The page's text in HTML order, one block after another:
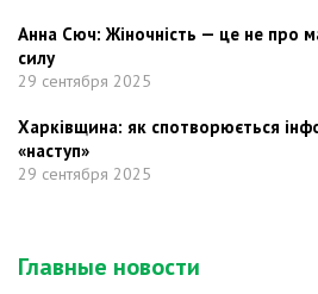
Анна Сюч: Жіночність — це не про
силу
29 сентября 2025
Харківщина: як спотворюється
«наступ»
29 сентября 2025
Главные новости